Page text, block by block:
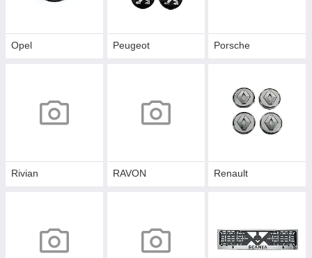
Opel Peugeot Porsche
Rivian RAVON Renault